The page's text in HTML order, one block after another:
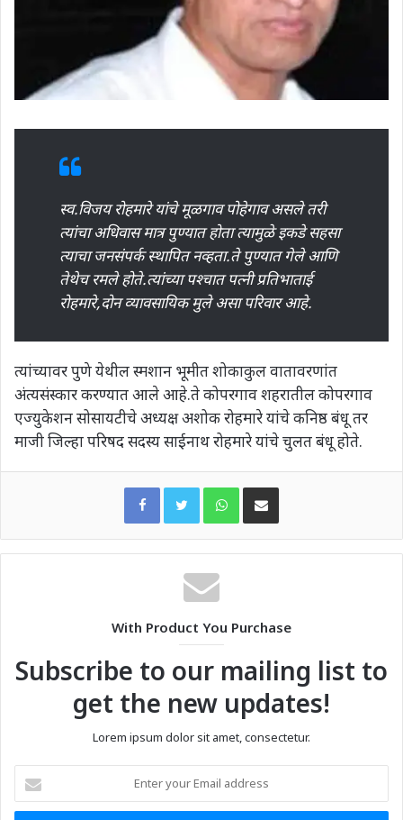
स्व.विजय रोहमारे यांचे मूळगाव पोहेगाव असले तरी
त्यांचा अधिवास मात्र पुण्यात होता त्यामुळे इकडे सहसा
त्याचा जनसंपर्क स्थापित नव्हता.ते पुण्यात गेले आणि
तेथेच रमले होते.त्यांच्या पश्चात पत्नी प्रतिभाताई
रोहमारे,दोन व्यावसायिक मुले असा परिवार आहे.
त्यांच्यावर पुणे येथील स्मशान भूमीत शोकाकुल वातावरणांत
अंत्यसंस्कार करण्यात आले आहे.ते कोपरगाव शहरातील कोपरगाव
एज्युकेशन सोसायटीचे अध्यक्ष अशोक रोहमारे यांचे कनिष्ठ बंधू तर
माजी जिल्हा परिषद सदस्य साईनाथ रोहमारे यांचे चुलत बंधू होते.
WhatsAppShare via Email
With Product You Purchase
Subscribe to our mailing list to
get the new updates!
Lorem ipsum dolor sit amet, consectetur.
your
Email